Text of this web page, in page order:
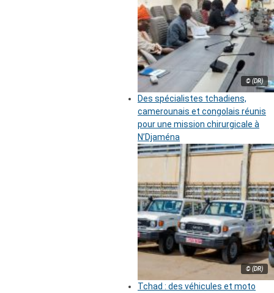
© (DR)
Des spécialistes tchadiens,
camerounais et congolais réunis
pour une mission chirurgicale à
N’Djaména
© (DR)
Tchad : des véhicules et moto